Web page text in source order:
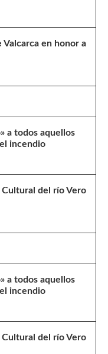
Valcarca en honor a
a todos aquellos
incendio
Cultural del río Vero
a todos aquellos
incendio
Cultural del río Vero